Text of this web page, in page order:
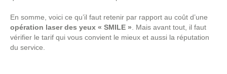
En somme, voici ce qu’il faut retenir par rapport au coût d’une
opération laser des yeux « SMILE » . Mais avant tout, il faut
vérifier le tarif qui vous convient le mieux et aussi la réputation
du service.